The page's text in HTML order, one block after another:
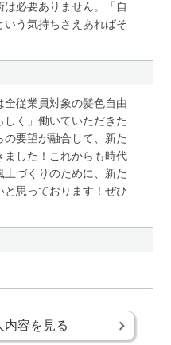
必要ありません。「自
う気持ちさえあればそ
全従業員対象の髪色自由
く」働いていただきた
要望が融合して、新た
ました！これからも時代
づくりのために、新た
思っております！ぜひ
内容を見る